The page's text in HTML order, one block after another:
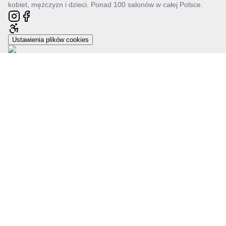
kobiet, mężczyzn i dzieci. Ponad 100 salonów w całej Polsce.
Ustawienia plików cookies